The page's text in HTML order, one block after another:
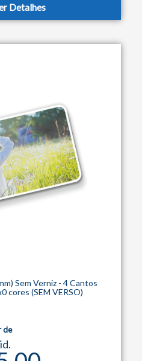
Detalhes
Sem Verniz - 4 Cantos
cores (SEM VERSO)
de